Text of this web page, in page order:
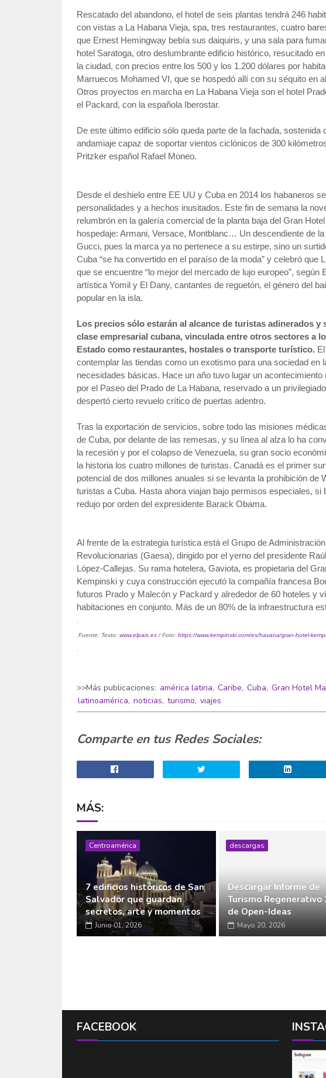
Rescatado del abandono, el hotel de seis plantas tendrá 246
con vistas a La Habana Vieja, spa, tres restaurantes, cuatro
que Ernest Hemingway bebía sus daiquiris, y una sala para
hotel Saratoga, otro deslumbrante edificio histórico, resucitado
la ciudad, con precios entre los 500 y los 1.200 dólares por
Marruecos Mohamed VI, que se hospedó allí con su séquito en
Otros proyectos en marcha en La Habana Vieja son el hotel
el Packard, con la española Iberostar.
De este último edificio sólo queda parte de la fachada,
andamiaje capaz de soportar vientos ciclónicos de 300
Pritzker español Rafael Moneo.
Desde el deshielo entre EE UU y Cuba en 2014 los habaneros
personalidades y a hechos inusitados. Este fin de semana la
relumbrón en la galería comercial de la planta baja del Gran
hospedaje: Armani, Versace, Montblanc… Un descendiente de
Gucci, pues la marca ya no pertenece a su estirpe, sino un
Cuba “se ha convertido en el paraíso de la moda” y celebró que
que se encuentre “lo mejor del mercado de lujo europeo”,
artística Yomil y El Dany, cantantes de reguetón, el género del
popular en la isla.
Los precios sólo estarán al alcance de turistas adinerados y
clase empresarial cubana, vinculada entre otros sectores a
Estado como restaurantes, hostales o transporte turístico.
contemplar las tiendas como un exotismo para una sociedad en
necesidades básicas. Hace un año tuvo lugar un
por el Paseo del Prado de La Habana, reservado a un
despertó cierto revuelo crítico de puertas adentro.
Tras la exportación de servicios, sobre todo las misiones
de Cuba, por delante de las remesas, y su línea al alza lo ha
la recesión y por el colapso de Venezuela, su gran socio
la historia los cuatro millones de turistas. Canadá es el primer
potencial de dos millones anuales si se levanta la prohibición de
turistas a Cuba. Hasta ahora viajan bajo permisos especiales,
redujo por orden del expresidente Barack Obama.
Al frente de la estrategia turística está el Grupo de
Revolucionarias (Gaesa), dirigido por el yerno del presidente
López-Callejas. Su rama hotelera, Gaviota, es propietaria del
Kempinski y cuya construcción ejecutó la compañía francesa
futuros Prado y Malecón y Packard y alrededor de 60 hoteles y
habitaciones en conjunto. Más de un 80% de la infraestructura
.Fuente: Texto: www.elpais.es/ Foto: https://www.kempinski.com/es/havana/gran-hotel-
>>Más publicaciones: américa latina, Caribe, Cuba, Gran Hotel
latinoamérica, noticias, turismo, viajes
Comparte en tus Redes Sociales:
MÁS:
Centroamérica
7 edificios históricos de San
Salvador que guardan
secretos, arte y momentos
Junio 01, 2026
descargas
Descargar Informe de
Turismo Regenerativo
de Open-Ideas
Mayo 20, 2026
FACEBOOK